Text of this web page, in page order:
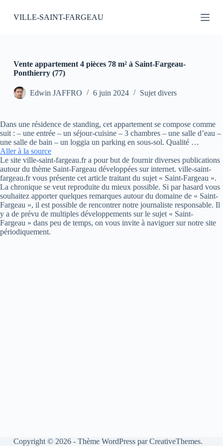
u
o
n
u
VILLE-SAINT-FARGEAU
Vente appartement 4 pièces 78 m² à Saint-Fargeau-
Ponthierry (77)
Edwin JAFFRO 6 juin 2024 Sujet divers
Dans une résidence de standing, cet appartement se compose comme
suit : – une entrée – un séjour-cuisine – 3 chambres – une salle d’eau –
une salle de bain – un loggia un parking en sous-sol. Qualité …
Aller à la source
Le site ville-saint-fargeau.fr a pour but de fournir diverses publications
autour du thème Saint-Fargeau développées sur internet. ville-saint-
fargeau.fr vous présente cet article traitant du sujet « Saint-Fargeau ».
La chronique se veut reproduite du mieux possible. Si par hasard vous
souhaitez apporter quelques remarques autour du domaine de « Saint-
Fargeau », il est possible de rencontrer notre journaliste responsable. Il
y a de prévu de multiples développements sur le sujet « Saint-
Fargeau » dans peu de temps, on vous invite à naviguer sur notre site
périodiquement.
Copyright © 2026 - Thème WordPress parCreativeThemes.